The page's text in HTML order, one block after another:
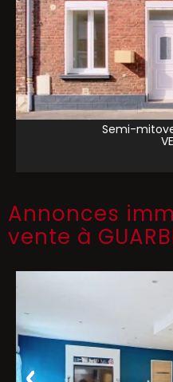
Semi-
Annonces
vente à